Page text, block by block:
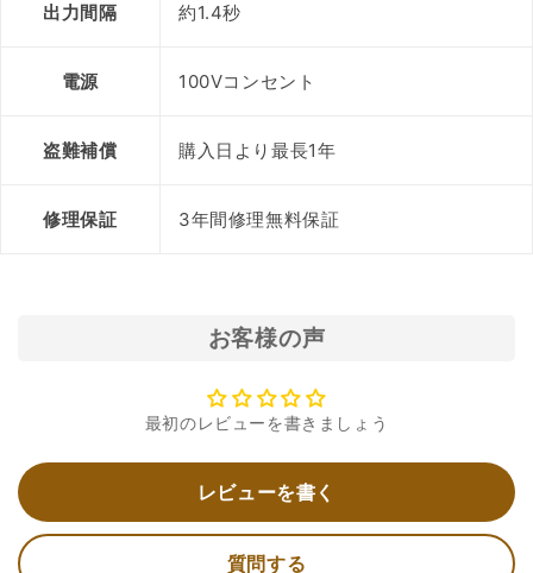
出力間隔 約1.4秒
電源 100Vコンセント
盗難補償 購入日より最長1年
修理保証 3年間修理無料保証
お客様の声
最初のレビューを書きましょう
レビューを書く
質問する